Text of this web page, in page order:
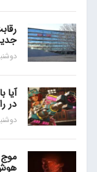
دوشنبه, 27 اسفند 1403,
در
دوشنبه, 20 اسفند 1403,